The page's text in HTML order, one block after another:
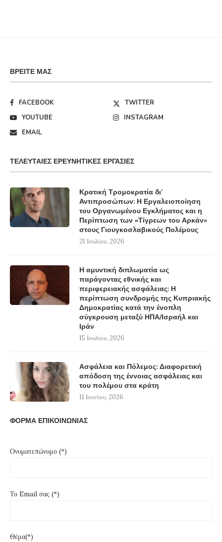
ΒΡΕΊΤΕ ΜΑΣ
FACEBOOK
TWITTER
YOUTUBE
INSTAGRAM
EMAIL
ΤΕΛΕΥΤΑΊΕΣ ΕΡΕΥΝΗΤΙΚΈΣ ΕΡΓΑΣΊΕΣ
Κρατική Τρομοκρατία δι’
Αντιπροσώπων: Η Εργαλειοποίηση
του Οργανωμένου Εγκλήματος και η
Περίπτωση των «Τίγρεων του Αρκάν»
στους Γιουγκοσλαβικούς Πολέμους
21 Ιουλίου, 2026
Η αμυντική διπλωματία ως
παράγοντας εθνικής και
περιφερειακής ασφάλειας: Η
περίπτωση συνδρομής της Κυπριακής
Δημοκρατίας κατά την ένοπλη
σύγκρουση μεταξύ ΗΠΑ/Ισραήλ και
Ιράν
15 Ιουλίου, 2026
Ασφάλεια και Πόλεμος: Διαφορετική
απόδοση της έννοιας ασφάλειας και
του πολέμου στα κράτη
11 Ιουνίου, 2026
ΦΟΡΜΑ ΕΠΙΚΟΙΝΩΝΙΑΣ
Ονοματεπώνυμο (*)
Το Email σας (*)
Θέμα(*)